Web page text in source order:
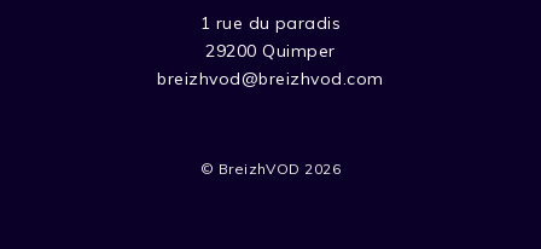
1 rue du paradis
29200 Quimper
breizhvod@breizhvod.com
© BreizhVOD 2026